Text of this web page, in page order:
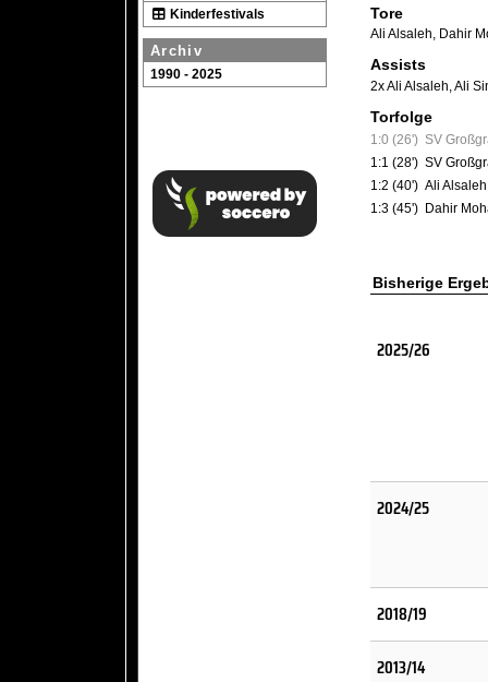
Kinderfestivals
Archiv
1990 - 2025
Tore
Ali Alsaleh, Dahir
Assists
2x Ali Alsaleh Ali
Torfolge
1:0 (26') SV
1:1 (28') SV
1:2 (40') Ali
1:3 (45') Dahir
Bisherige
2025/26
2024/25
2018/19
2013/14